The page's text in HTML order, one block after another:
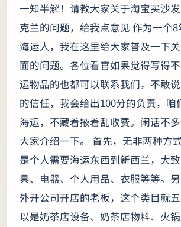
一知半解！请教大家关于淘宝买沙
克兰的问题，给我点意见 作为一个
海运人，我在这里给大家普及一下
面的问题。各位看官如果觉得写得
运物品的也都可以联系我们，不敢
的信任，我会给出100分的负责，咱
海运，不藏着掖着乱收费。闲话不
大家介绍一下。 首先，无非两种方
是个人需要海运东西到新西兰，大
具、电器、个人用品、衣服等等。
外开公司开店的老板，这个类目就
以是奶茶店设备、奶茶店物料、火